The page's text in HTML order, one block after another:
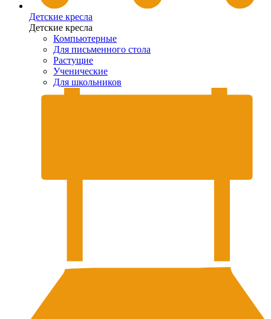
Детские кресла
Детские кресла
Компьютерные
Для письменного стола
Растущие
Ученические
Для школьников